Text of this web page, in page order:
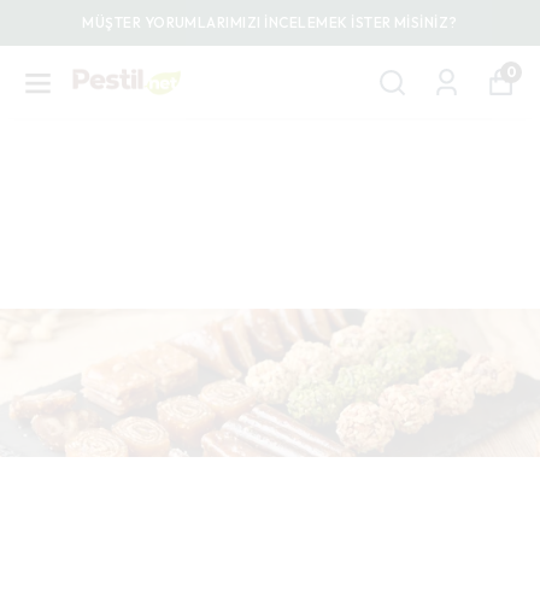
MÜŞTER YORUMLARIMIZI İNCELEMEK İSTER MİSİNİZ?
0